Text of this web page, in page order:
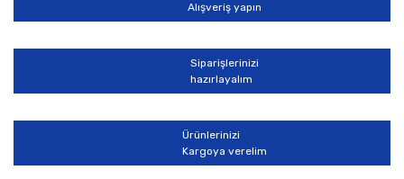
Alışveriş yapın
Siparişlerinizi
hazırlayalım
Ürünlerinizi
Kargoya verelim